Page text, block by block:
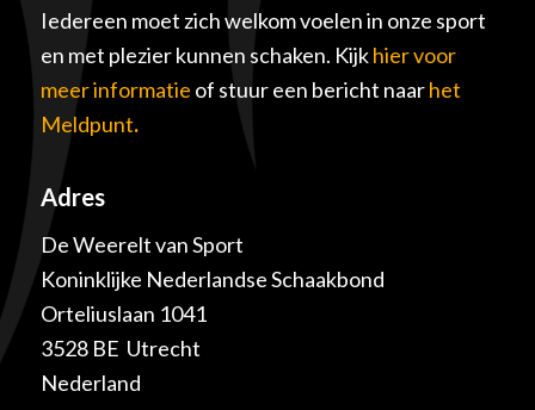
Iedereen moet zich welkom voelen in onze sport
en met plezier kunnen schaken. Kijkhier voor
meer informatie of stuur een bericht naarhet
Meldpunt.
Adres
De Weerelt van Sport
Koninklijke Nederlandse Schaakbond
Orteliuslaan 1041
3528 BE Utrecht
Nederland